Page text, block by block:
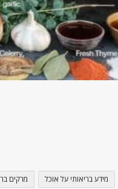
מידע בריאותי על אוכל מרקים